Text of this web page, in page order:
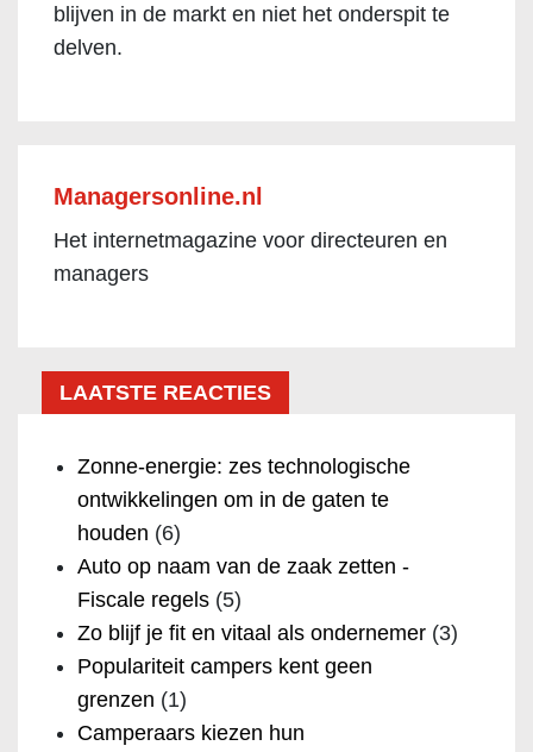
blijven in de markt en niet het onderspit te
delven.
Managersonline.nl
Het internetmagazine voor directeuren en
managers
LAATSTE REACTIES
Zonne-energie: zes technologische
ontwikkelingen om in de gaten te
houden (6)
Auto op naam van de zaak zetten -
Fiscale regels (5)
Zo blijf je fit en vitaal als ondernemer (3)
Populariteit campers kent geen
grenzen (1)
Camperaars kiezen hun